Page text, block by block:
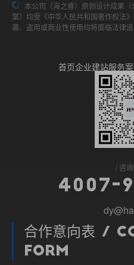
本公司（海之睿）原创设计成果
案）均受《中华人民共和国著作权法
袭、盗用或商业性使用均将面临法律追
首页企业建站服务
咨
4 0 0 7- 9
合作意向表 /
Form